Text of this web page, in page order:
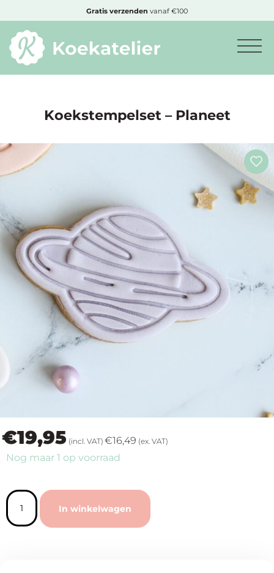
Minimum
Nieuwe
producten
Producten
op
soort
Producten
op
Maatwerk
Cursussen
Outlet
Gratis verzenden vanaf €100
Koekstempelset – Planeet
€19,95 (incl. VAT) €16,49 (ex. VAT)
Nog maar 1 op voorraad
In winkelwagen